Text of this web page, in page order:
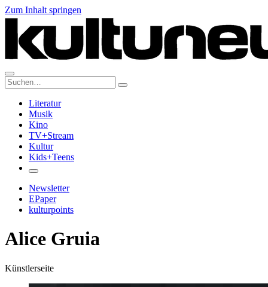
Zum Inhalt springen
Suche:
Literatur
Musik
Kino
TV+Stream
Kultur
Kids+Teens
Newsletter
EPaper
kulturpoints
Alice Gruia
Künstlerseite